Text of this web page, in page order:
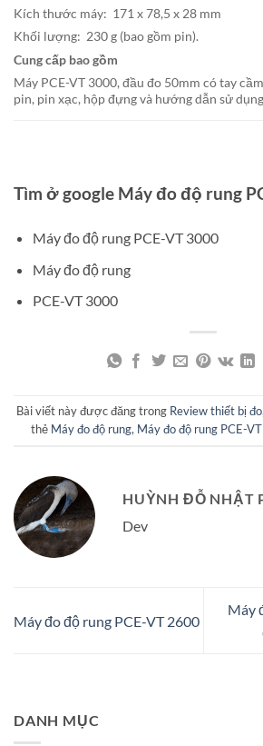
Kích thước máy: 171 x 78,5 x 28 mm
Khối lượng: 230 g (bao gồm pin).
Cung cấp bao gồm
Máy PCE-VT 3000, đầu đo 50mm có tay
pin, pin xạc, hộp đựng và hướng dẫn sử
Tìm ở google Máy đo độ rung
Máy đo độ rung PCE-VT 3000
Máy đo độ rung
PCE-VT 3000
Bài viết này được đăng trong Review thiết bị đo
thẻ Máy đo độ rung, Máy đo độ rung PCE-
HUỲNH ĐỖ NHẬT
Dev
Máy đo độ rung PCE-VT 2600
Máy
DANH MỤC